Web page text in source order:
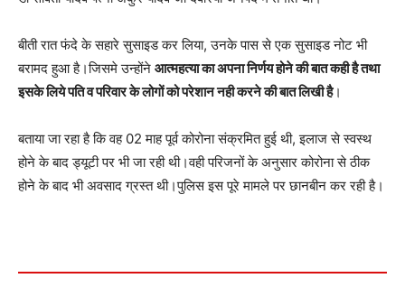
बीती रात फंदे के सहारे सुसाइड कर लिया, उनके पास से एक सुसाइड नोट भी
बरामद हुआ है।जिसमे उन्होंने आत्महत्या का अपना निर्णय होने की बात कही है तथा
इसके लिये पति व परिवार के लोगों को परेशान नही करने की बात लिखी है।
बताया जा रहा है कि वह 02 माह पूर्व कोरोना संक्रमित हुई थी, इलाज से स्वस्थ
होने के बाद ड्यूटी पर भी जा रही थी।वही परिजनों के अनुसार कोरोना से ठीक
होने के बाद भी अवसाद ग्रस्त थी।पुलिस इस पूरे मामले पर छानबीन कर रही है।